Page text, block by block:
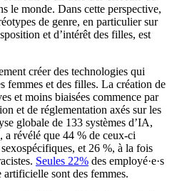
le monde. Dans cette perspective,
de genre, en particulier sur
et d’intérêt des filles, est
créer des technologies qui
femmes et des filles. La création de
et moins biaisées commence par
et de réglementation axés sur les
globale de 133 systèmes d’IA,
a révélé que 44 % de ceux-ci
et 26 %, à la fois
Seules 22% des employé·e·s
sont des femmes.